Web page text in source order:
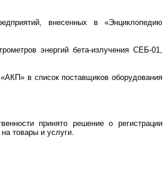
внесенных в «Энциклопедию
энергий бета-излучения СЕБ-01,
в список поставщиков оборудования
принято решение о регистрации
товары и услуги.